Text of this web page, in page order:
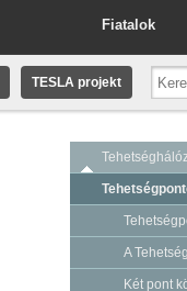
Fiatalok
TESLA projekt
A
Két pont